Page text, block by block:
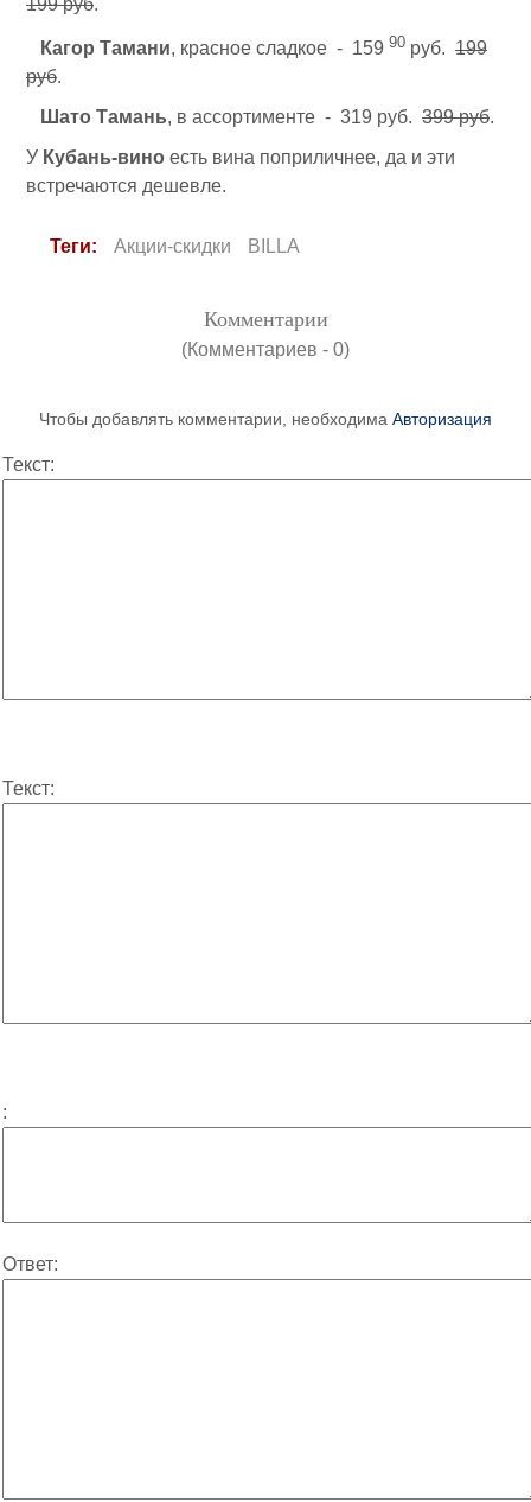
199 руб.
Кагор Тамани, красное сладкое - 159 90 руб. 199
руб.
Шато Тамань, в ассортименте - 319 руб. 399 руб.
У Кубань-вино есть вина поприличнее, да и эти
встречаются дешевле.
Теги: Акции-скидки BILLA
Комментарии
(Комментариев - 0)
Чтобы добавлять комментарии, необходима Авторизация
Текст:
Текст:
:
Ответ: